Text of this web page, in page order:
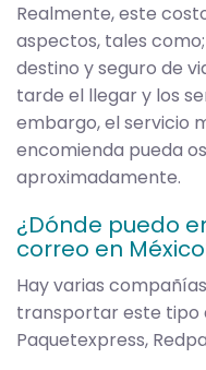
Realmente, este
aspectos, tales
destino y seguro de
tarde el llegar y los
embargo, el servicio
encomienda pueda
aproximadamente.
¿Dónde puedo
correo en
Hay varias
transportar este tipo
Paquetexpress,